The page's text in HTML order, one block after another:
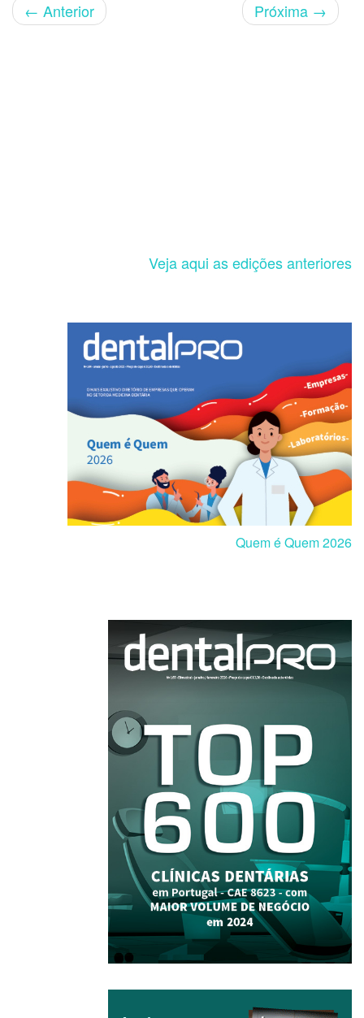
← Anterior Próxima →
Veja aqui as edições anteriores
Quem é Quem 2026